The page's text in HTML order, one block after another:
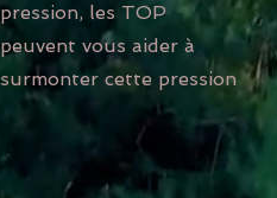
pression, les TOP
peuvent vous aider à
surmonter cette pression